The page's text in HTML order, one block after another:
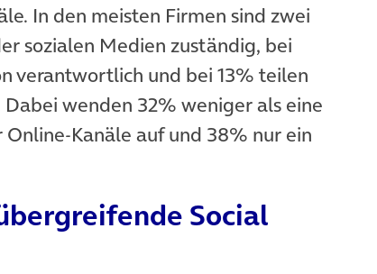
In den meisten Firmen sind zwei
sozialen Medien zuständig, bei
verantwortlich und bei 13% teilen
Dabei wenden 32% weniger als eine
Kanäle auf und 38% nur ein
Social